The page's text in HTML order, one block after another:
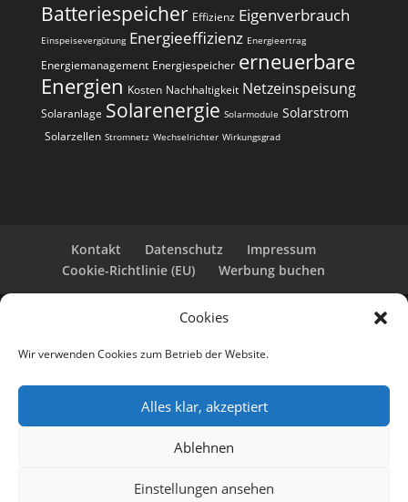
Cookies
Wir verwenden Cookies zum Betrieb der Website.
Alles klar, akzeptiert
Ablehnen
Einstellungen ansehen
Batteriespeicher Effizienz Eigenverbrauch
Einspeisevergütung Energieeffizienz Energieertrag
Energiemanagement Energiespeicher erneuerbare
Energien Kosten Nachhaltigkeit Netzeinspeisung
Solaranlage Solarenergie Solarmodule Solarstrom
Solarzellen Stromnetz Wechselrichter Wirkungsgrad
Kontakt Datenschutz
Impressum
Cookie-Richtlinie (EU)
Werbung buchen
Copyright 2025-2026 | Web24 Consulting AVO UG |
Webseite mit Infos rund um PV-Anlagen und einem
Wenn Sie bei den Werbepartnern ein Angebot
anfordern oder eine PV-Anlage bestellen, erhalten
wir ggf. eine Werbevergütung vom jeweiligen
KI-Hinweis: Einträge wurden redaktionell und/oder